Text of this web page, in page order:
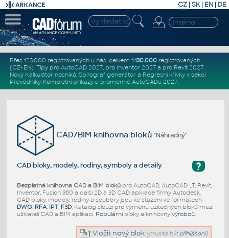
CZ | SK| EN | DE
Přes 123.000 registrovaných u nás, celkem 1.130.000registrovaných
(CZ+EN). Tipy pro AutoCAD 2027, pro Inventor 2027a pro Revit 2027.
Nový Kalkulátor nosníků, Spirograf generátor a Regresní křivkyv sekci
Převodníky. Kompletní příkazya proměnné AutoCADu 2027.
CAD/BIM knihovna bloků"Náhradný"
?
CAD bloky, modely, rodiny, symboly a detaily
Bezplatná knihovna CAD a BIM blokůpro AutoCAD, AutoCAD LT, Revit,
Inventor, Fusion 360 a další 2D a 3D CAD aplikace firmy Autodesk.
CAD bloky, modely, rodiny a soubory jsou ke stažení ve formátech
DWG, RFA, IPT, F3D. Katalog slouží pro výměnu užitečných bloků mezi
uživateli CAD a BIM aplikací. Populárníbloky a knihovny výrobců.
Vložit nový blok (musíte být přihlášeni)